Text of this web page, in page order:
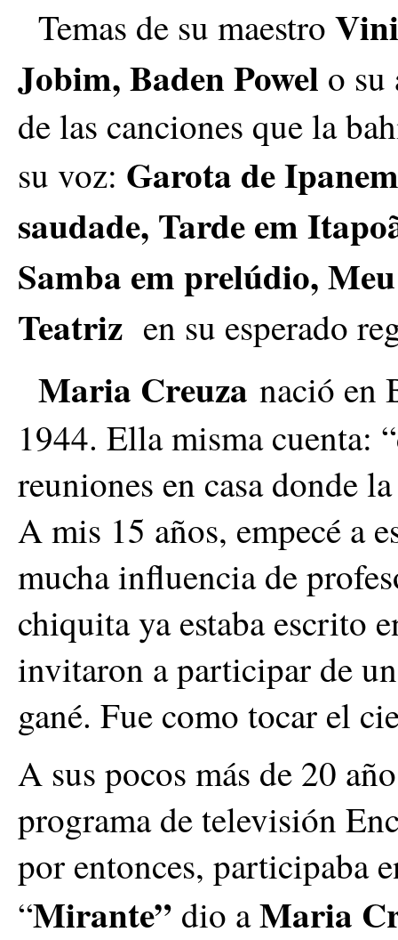
Temas de su maestro
Jobim, Baden Powel o
de las canciones que la
su voz: Garota de
saudade, Tarde em
Samba em prelúdio,
Teatriz en su esperado
Maria Creuza nació en
1944. Ella misma cuenta:
reuniones en casa donde
A mis 15 años, empecé a
mucha influencia de
chiquita ya estaba escrito
invitaron a participar de
gané. Fue como tocar el
A sus pocos más de 20
programa de televisión
por entonces, participaba
“Mirante” dio aMaria